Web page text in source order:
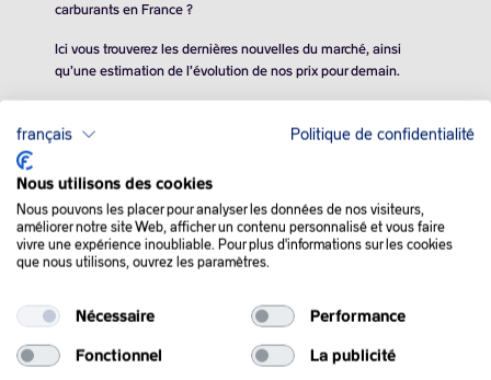
carburants en France ?
Ici vous trouverez les dernières nouvelles du marché, ainsi
qu’une estimation de l’évolution de nos prix pour demain.
QUE SE PASSE-T-IL
DANS LE MONDE :
Les prix du pétrole ont hésité vendredi pour terminer en léger
français Politique de confidentialité
Nous utilisons des cookies
Nous pouvons les placer pour analyser les données de nos visiteurs,
améliorer notre site Web, afficher un contenu personnalisé et vous faire
vivre une expérience inoubliable. Pour plus d'informations sur les cookies
que nous utilisons, ouvrez les paramètres.
Nécessaire Performance
Fonctionnel La publicité